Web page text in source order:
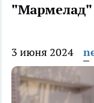
"Мармелад"
3 июня 2024